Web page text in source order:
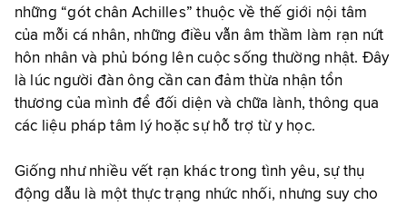
những “gót chân Achilles” thuộc về thế giới nội tâm
của mỗi cá nhân, những điều vẫn âm thầm làm rạn nứt
hôn nhân và phủ bóng lên cuộc sống thường nhật. Đây
là lúc người đàn ông cần can đảm thừa nhận tổn
thương của mình để đối diện và chữa lành, thông qua
các liệu pháp tâm lý hoặc sự hỗ trợ từ y học.
Giống như nhiều vết rạn khác trong tình yêu, sự thụ
động dẫu là một thực trạng nhức nhối, nhưng suy cho